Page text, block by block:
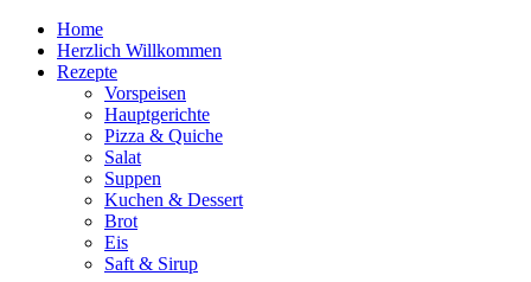
Home
Herzlich Willkommen
Rezepte
Vorspeisen
Hauptgerichte
Pizza & Quiche
Salat
Suppen
Kuchen & Dessert
Brot
Eis
Saft & Sirup